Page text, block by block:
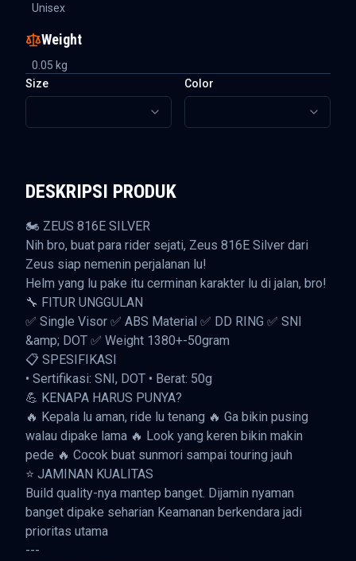
Unisex
Weight
0.05 kg
Size
Color
DESKRIPSI PRODUK
🏍️ ZEUS 816E SILVER
Nih bro, buat para rider sejati, Zeus 816E Silver dari
Zeus siap nemenin perjalanan lu!
Helm yang lu pake itu cerminan karakter lu di jalan, bro!
🔧 FITUR UNGGULAN
✅ Single Visor ✅ ABS Material ✅ DD RING ✅ SNI
&amp; DOT ✅ Weight 1380+-50gram
📋 SPESIFIKASI
• Sertifikasi: SNI, DOT • Berat: 50g
💪 KENAPA HARUS PUNYA?
🔥 Kepala lu aman, ride lu tenang 🔥 Ga bikin pusing
walau dipake lama 🔥 Look yang keren bikin makin
pede 🔥 Cocok buat sunmori sampai touring jauh
⭐ JAMINAN KUALITAS
Build quality-nya mantep banget. Dijamin nyaman
banget dipake seharian Keamanan berkendara jadi
prioritas utama
---